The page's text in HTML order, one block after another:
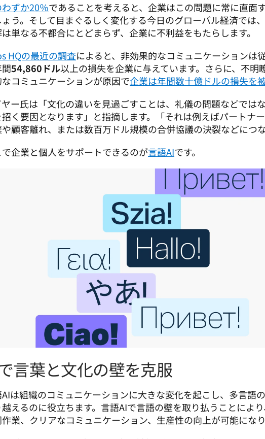
ずか20％であることを考えると、企業はこの問題に常に直面
う。そして目まぐるしく変化する今日のグローバル経済では
単なる不都合にとどまらず、企業に不利益をもたらします。
HQの最近の調査によると、非効果的なコミュニケーションは
54,860ドル以上の損失を企業に与えています。さらに、不明
コミュニケーションが原因で企業は年間数十億ドルの損失を
ー氏は「文化の違いを見過ごすことは、礼儀の問題などでは
く要因となります」と指摘します。「それは例えばパートナ
顧客離れ、または数百万ドル規模の合併協議の決裂などにつな
企業と個人をサポートできるのが言語AIです。
言葉と文化の壁を克服
は組織のコミュニケーションに大きな変化を起こし、多言語
えるのに役立ちます。言語AIで言語の壁を取り払うことによ
業、クリアなコミュニケーション、生産性の向上が可能になり